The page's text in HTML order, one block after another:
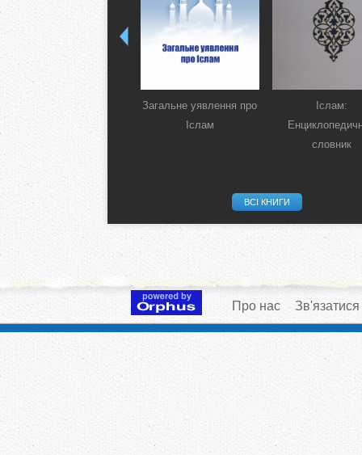
Загальне уявлення про
Іслам
Іслам:
словник
ВСІ КНИГИ
Про нас